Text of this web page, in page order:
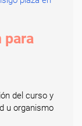
para
del curso y
u organismo